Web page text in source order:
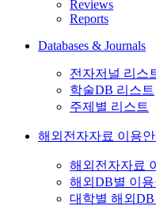
Reviews
Reports
Databases & Journals
전자저널 리스
학술DB 리스트
주제별 리스트
해외전자자료 이용안
해외전자자료
해외DB별 이
대학별 해외